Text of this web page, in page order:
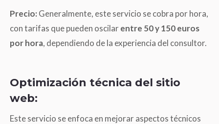
Precio: Generalmente, este servicio se cobra por hora,
con tarifas que pueden oscilarentre 50 y 150 euros
por hora, dependiendo de la experiencia del consultor.
Optimización técnica del sitio
web:
Este servicio se enfoca en mejorar aspectos técnicos